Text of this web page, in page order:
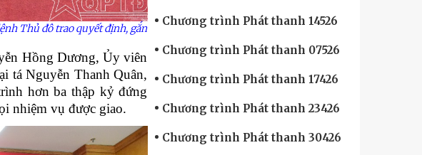
Thủ đô trao quyết định, gắn
Hồng Dương, Ủy viên
tá Nguyễn Thanh Quân,
hơn ba thập kỷ đứng
nhiệm vụ được giao.
Chương trình Phát thanh 14526
Chương trình Phát thanh 07526
Chương trình Phát thanh 17426
Chương trình Phát thanh 23426
Chương trình Phát thanh 30426